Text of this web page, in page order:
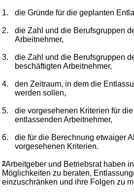
1. die Gründe für die geplanten
2.
die Zahl und die Berufsgruppen
Arbeitnehmer,
3.
die Zahl und die Berufsgruppen
beschäftigten Arbeitnehmer,
4.
den Zeitraum, in dem die
werden sollen,
5.
die vorgesehenen Kriterien für
entlassenden Arbeitnehmer,
6.
die für die Berechnung etwaiger
vorgesehenen Kriterien.
2Arbeitgeber und Betriebsrat haben
Möglichkeiten zu beraten,
einzuschränken und ihre Folgen zu